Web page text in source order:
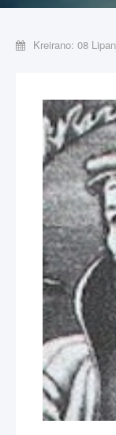
Kreirano: 08